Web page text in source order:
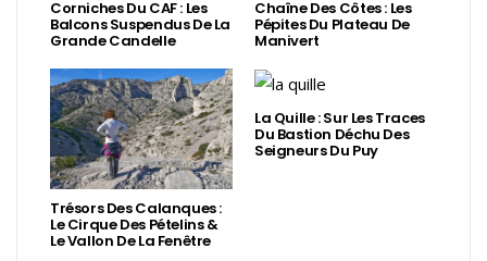
Corniches Du CAF : Les
Balcons Suspendus De La
Grande Candelle
Chaîne Des Côtes : Les
Pépites Du Plateau De
Manivert
Trésors Des Calanques :
Le Cirque Des Pételins &
Le Vallon De La Fenêtre
La Quille : Sur Les Traces
Du Bastion Déchu Des
Seigneurs Du Puy